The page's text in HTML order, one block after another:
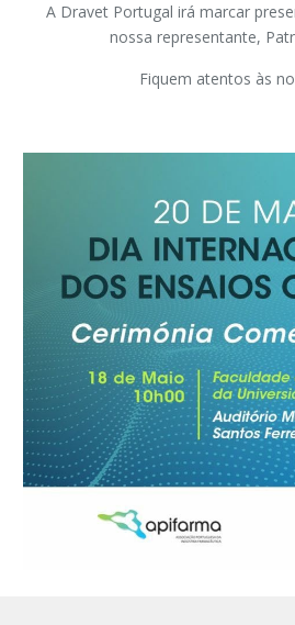
A Dravet Portugal irá marcar
nossa representante,
Fiquem atentos às